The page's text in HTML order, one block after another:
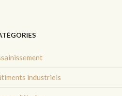
industriels